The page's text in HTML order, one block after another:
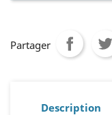
Partager
Description